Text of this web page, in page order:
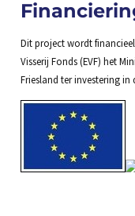
Dit project wordt
Visserij Fonds (EVF) het
Friesland ter investering